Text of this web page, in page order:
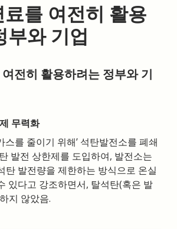
를 여전히 활용
부와 기업
전히 활용하려는 정부와 기
무력화
스를 줄이기 위해’ 석탄발전소를 폐쇄
발전 상한제를 도입하여, 발전소는
탄 발전량을 제한하는 방식으로 온실
있다고 강조하면서, 탈석탄(혹은 발
지 않았음.